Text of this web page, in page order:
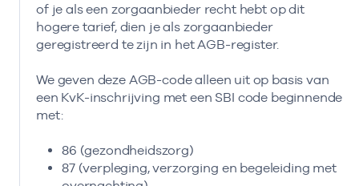
of je als een zorgaanbieder recht hebt op dit
hogere tarief, dien je als zorgaanbieder
geregistreerd te zijn in het AGB-register.
We geven deze AGB-code alleen uit op basis van
een KvK-inschrijving met een SBI code beginnende
met:
86 (gezondheidszorg)
87 (verpleging, verzorging en begeleiding met